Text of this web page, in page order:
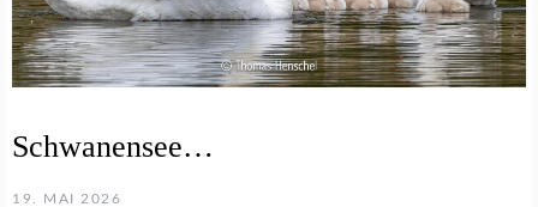
Schwanensee…
19. MAI 2026